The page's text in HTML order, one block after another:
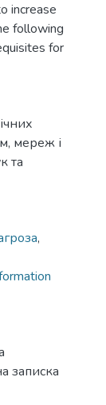
increase
following
for
мереж і
та
,
записка